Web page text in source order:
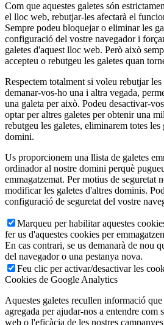
Com que aquestes galetes són
el lloc web, rebutjar-les afectarà el
Sempre podeu bloquejar o eliminar les
configuració del vostre navegador i
galetes d'aquest lloc web. Però això
accepteu o rebutgeu les galetes quan
Respectem totalment si voleu rebutjar
demanar-vos-ho una i altra vegada,
una galeta per això. Podeu desactivar-
optar per altres galetes per obtenir una
rebutgeu les galetes, eliminarem totes les
domini.
Us proporcionem una llista de galetes
ordinador al nostre domini perquè
emmagatzemat. Per motius de seguretat
modificar les galetes d'altres dominis.
configuració de seguretat del vostre
Marqueu per habilitar aquestes
fer us d'aquestes cookies per
En cas contrari, se us demanarà de nou
del navegador o una pestanya nova.
Feu clic per activar/desactivar les
Cookies de Google Analytics
Aquestes galetes recullen informació
agregada per ajudar-nos a entendre com
web o l'eficàcia de les nostres